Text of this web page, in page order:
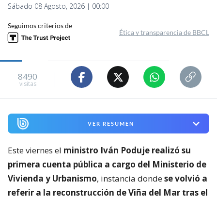
Sábado 08 Agosto, 2026 | 00:00
Seguimos criterios de
Ética y transparencia de BBCL
8490
visitas
VER RESUMEN
Este viernes el ministro Iván Poduje realizó su
primera cuenta pública a cargo del Ministerio de
Vivienda y Urbanismo, instancia dondese volvió a
referir a la reconstrucción de Viña del Mar tras el